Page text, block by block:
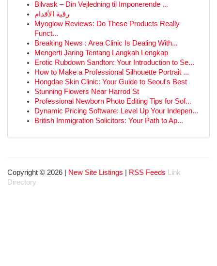
Bilvask – Din Vejledning til Imponerende ...
رقية الأقدام
Myoglow Reviews: Do These Products Really
Funct...
Breaking News : Area Clinic Is Dealing With...
Mengerti Jaring Tentang Langkah Lengkap
Erotic Rubdown Sandton: Your Introduction to Se...
How to Make a Professional Silhouette Portrait ...
Hongdae Skin Clinic: Your Guide to Seoul's Best
Stunning Flowers Near Harrod St
Professional Newborn Photo Editing Tips for Sof...
Dynamic Pricing Software: Level Up Your Indepen...
British Immigration Solicitors: Your Path to Ap...
Copyright © 2026 | New Site Listings RSS Feeds
Link
Directory